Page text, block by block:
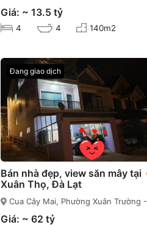
Đà Lạt
Giá: ~ 13.5 tỷ
4 4 140m2
Đang giao dịch
Bán nhà đẹp, view săn mây tại
Xuân Thọ, Đà Lạt
Cua Cây Mai, Phường Xuân Trường -
Đà Lạt
Giá: ~ 62 tỷ